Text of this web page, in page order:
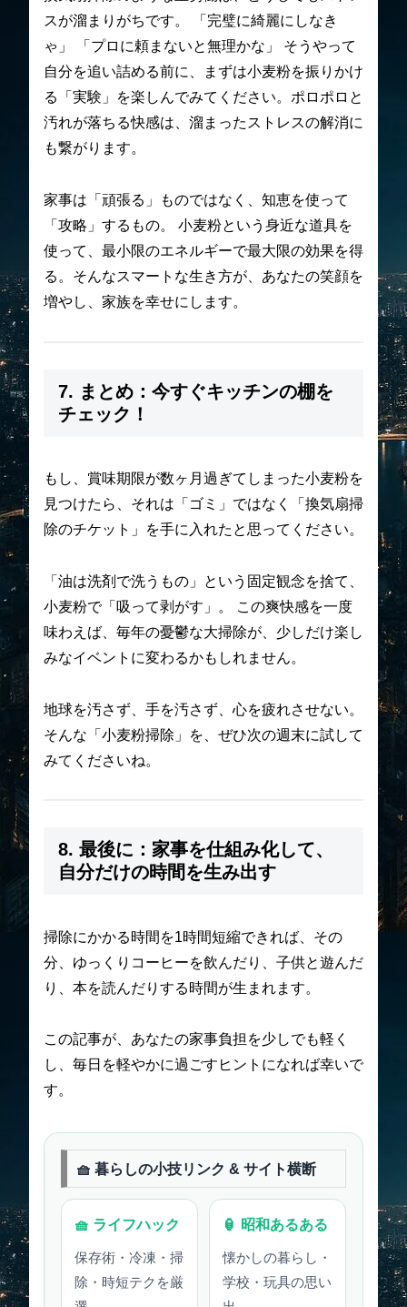
スが溜まりがちです。 「完璧に綺麗にしなき
ゃ」 「プロに頼まないと無理かな」 そうやって
自分を追い詰める前に、まずは小麦粉を振りかけ
る「実験」を楽しんでみてください。ポロポロと
汚れが落ちる快感は、溜まったストレスの解消に
も繋がります。
家事は「頑張る」ものではなく、知恵を使って
「攻略」するもの。 小麦粉という身近な道具を
使って、最小限のエネルギーで最大限の効果を得
る。そんなスマートな生き方が、あなたの笑顔を
増やし、家族を幸せにします。
7. まとめ：今すぐキッチンの棚を
チェック！
もし、賞味期限が数ヶ月過ぎてしまった小麦粉を
見つけたら、それは「ゴミ」ではなく「換気扇掃
除のチケット」を手に入れたと思ってください。
「油は洗剤で洗うもの」という固定観念を捨て、
小麦粉で「吸って剥がす」。 この爽快感を一度
味わえば、毎年の憂鬱な大掃除が、少しだけ楽し
みなイベントに変わるかもしれません。
地球を汚さず、手を汚さず、心を疲れさせない。
そんな「小麦粉掃除」を、ぜひ次の週末に試して
みてくださいね。
8. 最後に：家事を仕組み化して、
自分だけの時間を生み出す
掃除にかかる時間を1時間短縮できれば、その
分、ゆっくりコーヒーを飲んだり、子供と遊んだ
り、本を読んだりする時間が生まれます。
この記事が、あなたの家事負担を少しでも軽く
し、毎日を軽やかに過ごすヒントになれば幸いで
す。
🧺 暮らしの小技リンク & サイト横断
🧺 ライフハック
保存術・冷凍・掃
除・時短テクを厳
🏮 昭和あるある
懐かしの暮らし・
学校・玩具の思い